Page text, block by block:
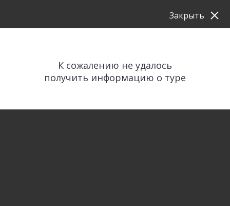
К сожалению не удалось
получить информацию о туре
Закрыть